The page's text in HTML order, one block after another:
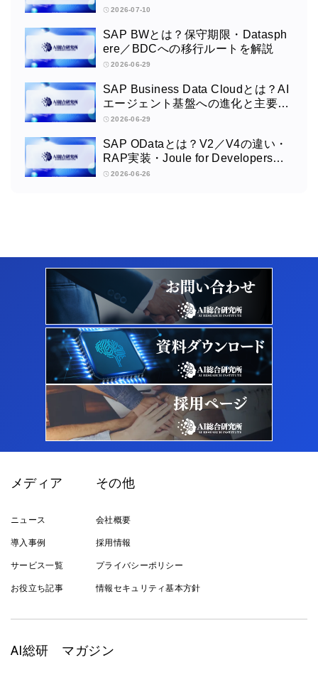
2026-07-10
SAP BWとは？保守期限・Datasph
ere／BDCへの移行ルートを解説
2026-06-29
SAP Business Data Cloudとは？AI
エージェント基盤への進化と主要構
成領域を2026年最新版で解説
2026-06-29
SAP ODataとは？V2／V4の違い・
RAP実装・Joule for Developersま
で2026年版で解説
2026-06-26
メディア
ニュース
導入事例
サービス一覧
お役立ち記事
その他
会社概要
採用情報
プライバシーポリシー
情報セキュリティ基本方針
AI総研 マガジン